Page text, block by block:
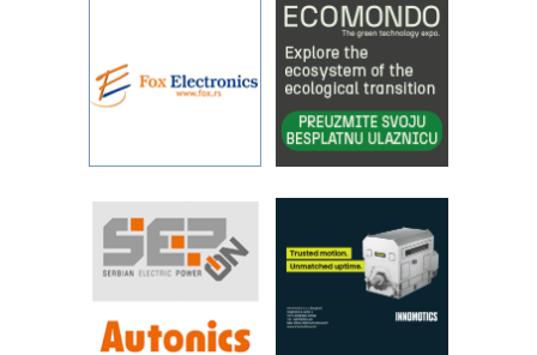
Alba d.o.o. – 35 godina preciznosti u
metrologiji i pametnim dozirnim
rešenjima
IBeRTIM - oprema za ispitivanje
STAUFF – Komponente koje
sistema
YAMADA pumpe – japanska
pouzdanost u transferu fluida
Filtration Group Industrial – Napredna
rešenja za filtraciju u hidrauličkim i
procesnim sistemima